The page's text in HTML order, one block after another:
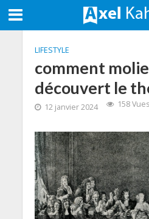
LIFESTYLE
comment
découvert le
12 janvier 2024 158 Vues